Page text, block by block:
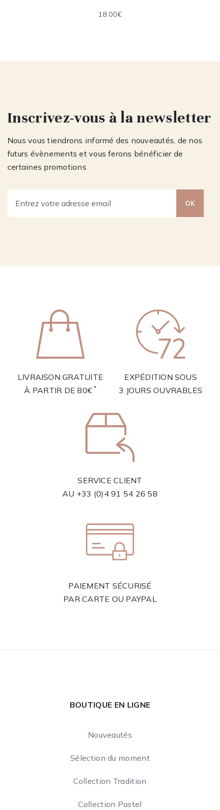
18.00€
Inscrivez-vous à la newsletter
Nous vous tiendrons informé des nouveautés, de nos
futurs évènements et vous ferons bénéficier de
certaines promotions
OK
LIVRAISON GRATUITE
À PARTIR DE 80€ *
EXPÉDITION SOUS
3 JOURS OUVRABLES
SERVICE CLIENT
AU +33 (0)4 91 54 26 58
PAIEMENT SÉCURISÉ
PAR CARTE OU PAYPAL
BOUTIQUE EN LIGNE
Nouveautés
Sélection du moment
Collection Tradition
Collection Pastel